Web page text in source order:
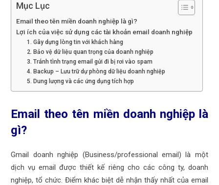
Mục Lục
Email theo tên miền doanh nghiệp là gì?
Lợi ích của việc sử dụng các tài khoản email doanh nghiệp
1. Gây dựng lòng tin với khách hàng
2. Bảo vệ dữ liệu quan trọng của doanh nghiệp
3. Tránh tình trạng email gửi đi bị rơi vào spam
4. Backup – Lưu trữ dự phòng dữ liệu doanh nghiệp
5. Dung lượng và các ứng dụng tích hợp
Email theo tên miền doanh nghiệp là
gì?
Gmail doanh nghiệp (Business/professional email) là một
dịch vụ email được thiết kế riêng cho các công ty, doanh
nghiệp, tổ chức. Điểm khác biệt dễ nhận thấy nhất của email